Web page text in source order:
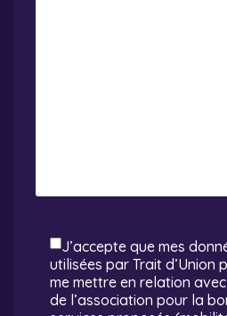
J’accepte que mes
utilisées par Trait d’Union
me mettre en relation
de l’association pour la